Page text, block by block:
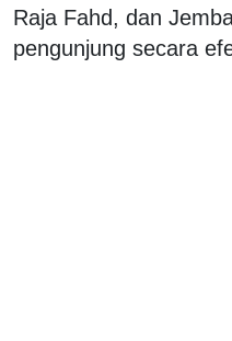
Raja Fahd, dan
pengunjung secara